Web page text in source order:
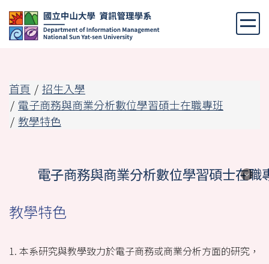
跳
到
主
容
區
首頁
招生入學
電子商務與商業分析數位學習碩士在職專班
教學特色
電子商務與商業分析數位學習碩士在職
設立背景
教學特色
1. 本系研究與教學致力於電子商務或商業分析方面的研究，